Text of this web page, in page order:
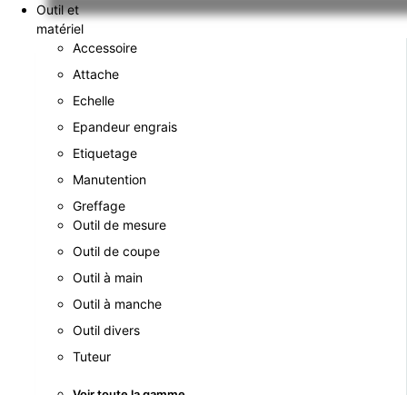
Outil et
matériel
Accessoire
Attache
Echelle
Epandeur engrais
Etiquetage
Manutention
Greffage
Outil de mesure
Outil de coupe
Outil à main
Outil à manche
Outil divers
Tuteur